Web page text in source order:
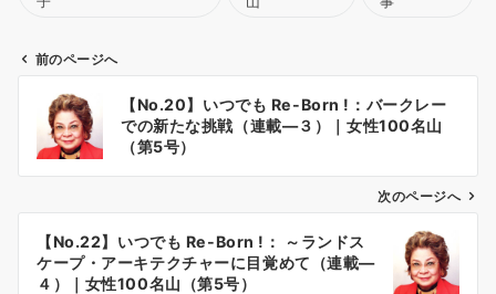
前のページへ
【No.20】いつでも Re-Born !：バークレー
での新たな挑戦（連載―３）｜女性100名山
（第5号）
次のページへ
【No.22】いつでも Re-Born !： ～ランドス
ケープ・アーキテクチャーに目覚めて（連載―
４）｜女性100名山（第5号）